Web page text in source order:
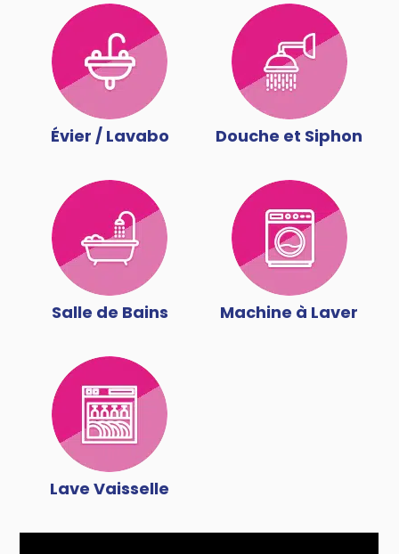
Évier / Lavabo Douche et Siphon
Salle de Bains Machine à Laver
Lave Vaisselle